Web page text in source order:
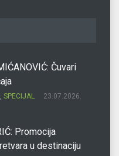
Čuvari
, SPECIJAL 23.07.2026.
Promocija
u destinaciju